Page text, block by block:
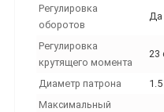
Регулировка
оборотов
Да
Регулировка
крутящего момента
23
Диаметр патрона
Максимальный